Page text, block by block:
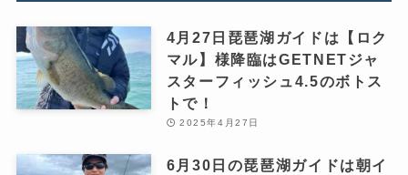
4月27日琵琶湖ガイドは【ロク
マル】様降臨はGETNETジャ
スターフィッシュ4.5のボトス
トで！
2025年4月27日
6月30日の琵琶湖ガイドは朝イ